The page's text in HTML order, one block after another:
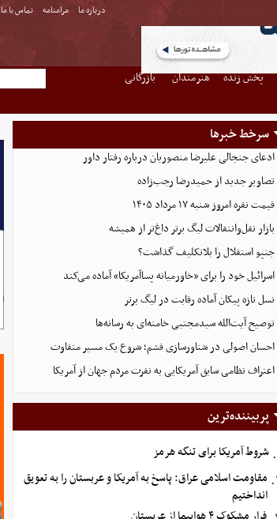
درباره ما مرامنامه تماس با ما
پخش زنده هنرمندان
بازرگانی
سرخط خبرها
ادعای جنجالی علیرضا منصوریان درباره رفتار داور
تصاویر جدید از حمیدرضا رجب‌زاده
قیمت نقره امروز شنبه ۱۷ مرداد ۱۴۰۵
بازار نقل‌وانتقالات لیگ برتر داغ‌تر از همیشه
جنپو استقلال را بلاتکلیف گذاشت؟
اسرائیل خود را برای «خاورمیانه پساآمریکا» آماده می‌کند
نسل تازه پیکان آماده رقابت در لیگ برتر
توصیح آیت‌الله سیدمجتبی خامنه‌ای به رسانه‌ها
احسان اصولی در شناورسازی قشم؛ شروع یک مسیر متفاوت
اعتراف نظامی سابق آمریکایی به نفرت مردم جهان از آمریکا
پربیننده‌ترین
شروط آمریکا برای تنگه هرمز
مقاومت اسلامی عراق: پاسخ به آمریکا و عربستان را به تعویق
انداختیم